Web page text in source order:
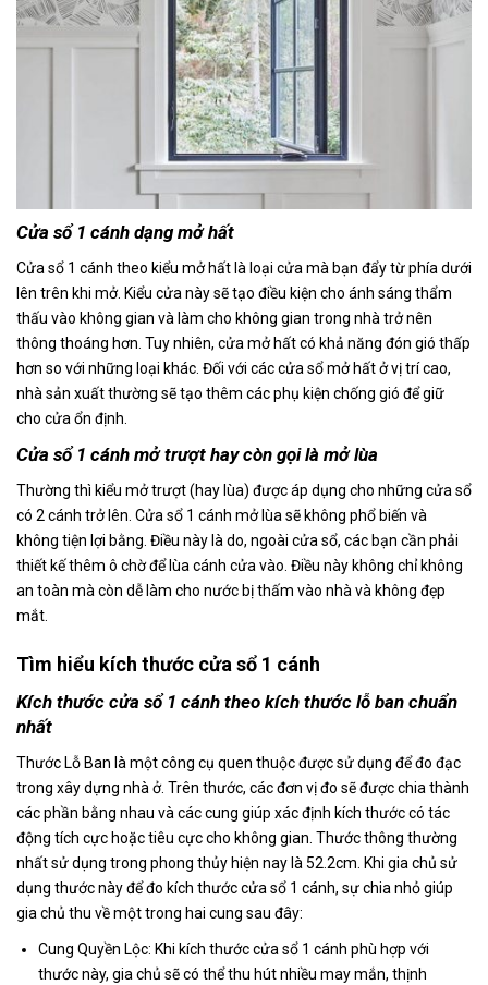
Cửa sổ 1 cánh dạng mở hất
Cửa sổ 1 cánh theo kiểu mở hất là loại cửa mà bạn đẩy từ phía dưới
lên trên khi mở. Kiểu cửa này sẽ tạo điều kiện cho ánh sáng thẩm
thấu vào không gian và làm cho không gian trong nhà trở nên
thông thoáng hơn. Tuy nhiên, cửa mở hất có khả năng đón gió thấp
hơn so với những loại khác. Đối với các cửa sổ mở hất ở vị trí cao,
nhà sản xuất thường sẽ tạo thêm các phụ kiện chống gió để giữ
cho cửa ổn định.
Cửa sổ 1 cánh mở trượt hay còn gọi là mở lùa
Thường thì kiểu mở trượt (hay lùa) được áp dụng cho những cửa sổ
có 2 cánh trở lên. Cửa sổ 1 cánh mở lùa sẽ không phổ biến và
không tiện lợi bằng. Điều này là do, ngoài cửa sổ, các bạn cần phải
thiết kế thêm ô chờ để lùa cánh cửa vào. Điều này không chỉ không
an toàn mà còn dễ làm cho nước bị thấm vào nhà và không đẹp
mắt.
Tìm hiểu kích thước cửa sổ 1 cánh
Kích thước cửa sổ 1 cánh theo kích thước lỗ ban chuẩn
nhất
Thước Lỗ Ban là một công cụ quen thuộc được sử dụng để đo đạc
trong xây dựng nhà ở. Trên thước, các đơn vị đo sẽ được chia thành
các phần bằng nhau và các cung giúp xác định kích thước có tác
động tích cực hoặc tiêu cực cho không gian. Thước thông thường
nhất sử dụng trong phong thủy hiện nay là 52.2cm. Khi gia chủ sử
dụng thước này để đo kích thước cửa sổ 1 cánh, sự chia nhỏ giúp
gia chủ thu về một trong hai cung sau đây:
Cung Quyền Lộc: Khi kích thước cửa sổ 1 cánh phù hợp với
thước này, gia chủ sẽ có thể thu hút nhiều may mắn, thịnh